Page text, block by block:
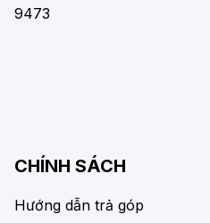
9473
CHÍNH SÁCH
Hướng dẫn trả góp